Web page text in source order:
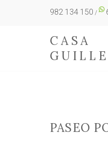
982 134 150 /
CASA
PASEO